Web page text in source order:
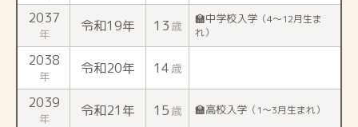
2037
年 令和19年 13 歳 🏫中学校入学（4〜12月生ま
れ）
2038
年 令和20年 14 歳
2039
年 令和21年 15 歳 🏫高校入学（1〜3月生まれ）